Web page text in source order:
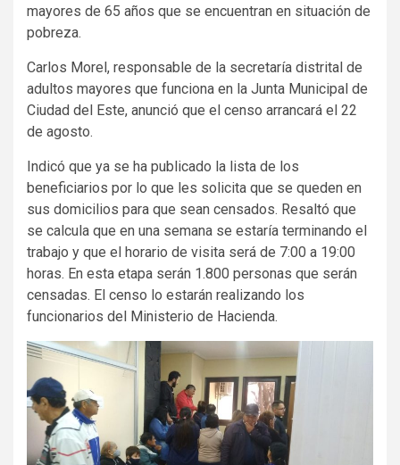
mayores de 65 años que se encuentran en situación de
pobreza.
Carlos Morel, responsable de la secretaría distrital de
adultos mayores que funciona en la Junta Municipal de
Ciudad del Este, anunció que el censo arrancará el 22
de agosto.
Indicó que ya se ha publicado la lista de los
beneficiarios por lo que les solicita que se queden en
sus domicilios para que sean censados. Resaltó que
se calcula que en una semana se estaría terminando el
trabajo y que el horario de visita será de 7:00 a 19:00
horas. En esta etapa serán 1.800 personas que serán
censadas. El censo lo estarán realizando los
funcionarios del Ministerio de Hacienda.